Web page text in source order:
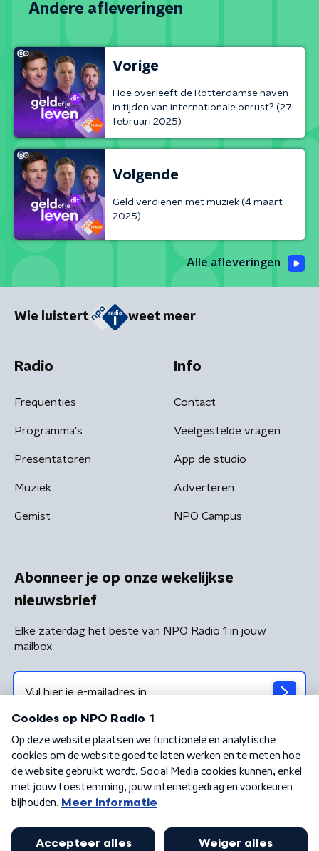
Andere afleveringen
Vorige
Hoe overleeft de Rotterdamse haven
in tijden van internationale onrust? (27
februari 2025)
Volgende
Geld verdienen met muziek (4 maart
2025)
Alle afleveringen
Wie luistert weet meer
Radio
Frequenties
Programma's
Presentatoren
Muziek
Gemist
Info
Contact
Veelgestelde vragen
App de studio
Adverteren
NPO Campus
Abonneer je op onze wekelijkse
nieuwsbrief
Elke zaterdag het beste van NPO Radio 1 in jouw
mailbox
Algemene voorwaarden